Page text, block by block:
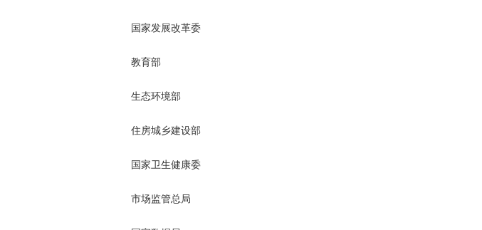
国家发展改革委
教育部
生态环境部
住房城乡建设部
国家卫生健康委
市场监管总局